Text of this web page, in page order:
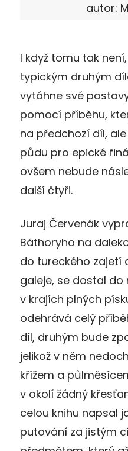
autor:
I když tomu tak
typickým druhým
vytáhne své
pomocí příběhu,
na předchozí díl,
půdu pro epické
ovšem nebude
další čtyři.
Juraj Červenák
Báthoryho na
do tureckého zajetí
galeje, se dostal do
v krajích plných
odehrává celý
díl, druhým bude
jelikož v něm
křížem a
v okolí žádný
celou knihu napsal
putování za jistým